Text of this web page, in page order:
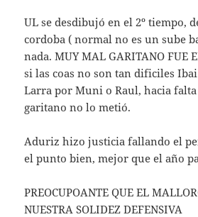
UL se desdibujó en el 2º tiempo,
cordoba ( normal no es un sube
nada. MUY MAL GARITANO FUE
si las coas no son tan dificiles
Larra por Muni o Raul, hacia
garitano no lo metió.
Aduriz hizo justicia fallando el
el punto bien, mejor que el año
PREOCUPOANTE QUE EL
NUESTRA SOLIDEZ DEFENSIVA